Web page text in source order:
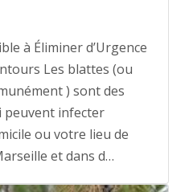
à Éliminer d’Urgence
Les blattes (ou
) sont des
peuvent infecter
ou votre lieu de
et dans d…